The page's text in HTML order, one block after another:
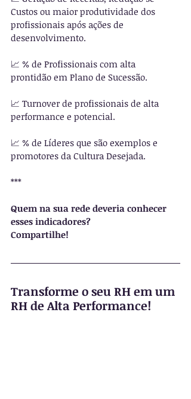
Custos ou maior produtividade dos
profissionais após ações de
desenvolvimento.
︎📈 % de Profissionais com alta
prontidão em Plano de Sucessão.
📈 ︎Turnover de profissionais de alta
performance e potencial.
📈 % de Líderes que são exemplos e
promotores da Cultura Desejada.
***
Quem na sua rede deveria conhecer
esses indicadores?
Compartilhe!
Transforme o seu RH em um
RH de Alta Performance!